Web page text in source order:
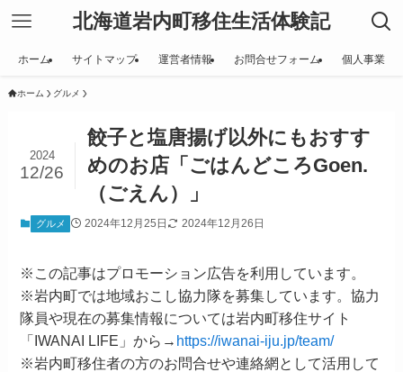
北海道岩内町移住生活体験記
ホーム サイトマップ 運営者情報 お問合せフォーム 個人事業
ホーム グルメ
餃子と塩唐揚げ以外にもおすす
めのお店「ごはんどころGoen.
（ごえん）」
2024
12/26
グルメ 2024年12月25日 2024年12月26日
※この記事はプロモーション広告を利用しています。
※岩内町では地域おこし協力隊を募集しています。協力
隊員や現在の募集情報については岩内町移住サイト
「IWANAI LIFE」から→ https://iwanai-iju.jp/team/
※岩内町移住者の方のお問合せや連絡網として活用して